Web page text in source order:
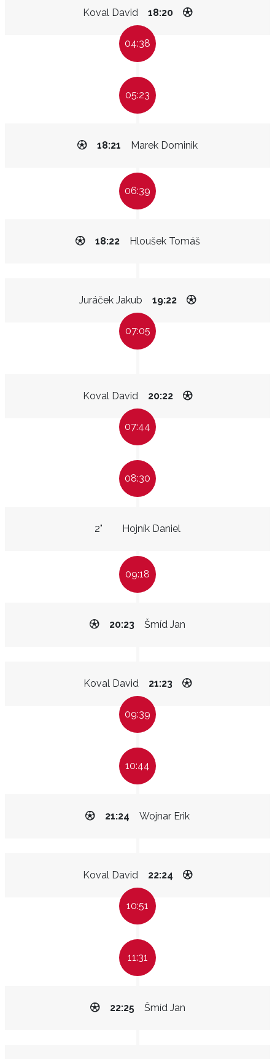
Koval David 18:20
04:38
05:23
Marek Dominik
18:21
06:39
Hloušek Tomáš
18:22
Juráček Jakub 19:22
07:05
Koval David 20:22
07:44
08:30
Hojník Daniel
2"
09:18
Šmíd Jan
20:23
Koval David 21:23
09:39
10:44
Wojnar Erik
21:24
Koval David 22:24
10:51
11:31
Šmíd Jan
22:25